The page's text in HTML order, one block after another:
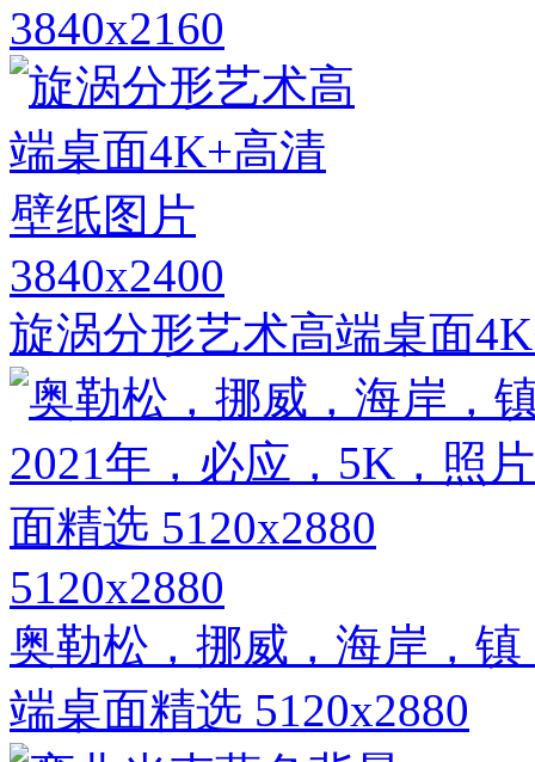
3840x2160
3840x2400
旋涡分形艺术高端桌面
5120x2880
奥勒松，挪威，海岸，
端桌面精选 5120x2880